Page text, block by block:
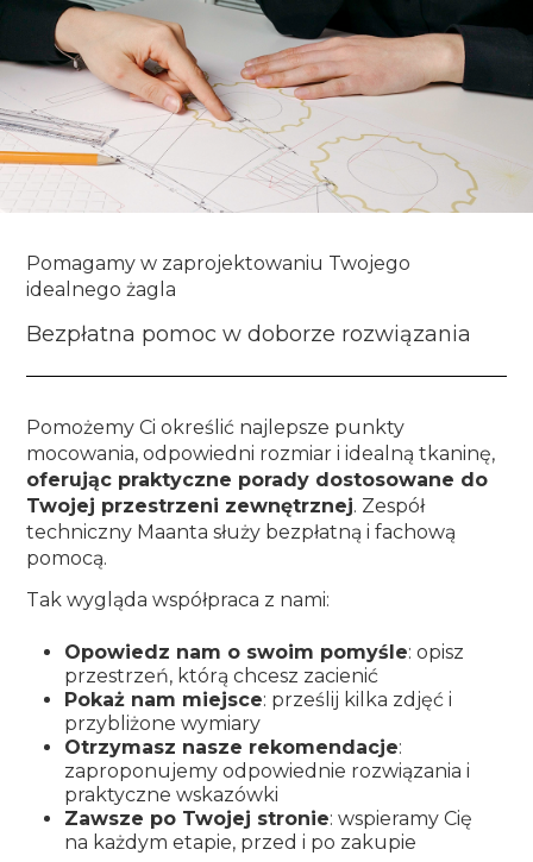
Pomagamy w zaprojektowaniu Twojego
idealnego żagla
Bezpłatna pomoc w doborze rozwiązania
Pomożemy Ci określić najlepsze punkty
mocowania, odpowiedni rozmiar i idealną tkaninę,
oferując praktyczne porady dostosowane do
Twojej przestrzeni zewnętrznej. Zespół
techniczny Maanta służy bezpłatną i fachową
pomocą.
Tak wygląda współpraca z nami:
Opowiedz nam o swoim pomyśle: opisz
przestrzeń, którą chcesz zacienić
Pokaż nam miejsce: prześlij kilka zdjęć i
przybliżone wymiary
Otrzymasz nasze rekomendacje:
zaproponujemy odpowiednie rozwiązania i
praktyczne wskazówki
Zawsze po Twojej stronie: wspieramy Cię
na każdym etapie, przed i po zakupie